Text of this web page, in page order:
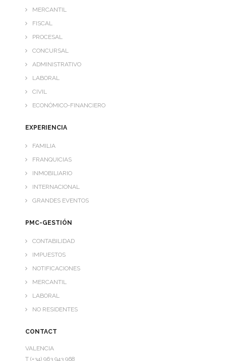
MERCANTIL
FISCAL
PROCESAL
CONCURSAL
ADMINISTRATIVO
LABORAL
CIVIL
ECONÓMICO-FINANCIERO
EXPERIENCIA
FAMILIA
FRANQUICIAS
INMOBILIARIO
INTERNACIONAL
GRANDES EVENTOS
PMC-GESTIÓN
CONTABILIDAD
IMPUESTOS
NOTIFICACIONES
MERCANTIL
LABORAL
NO RESIDENTES
CONTACT
VALENCIA
T (+34) 963 943 968